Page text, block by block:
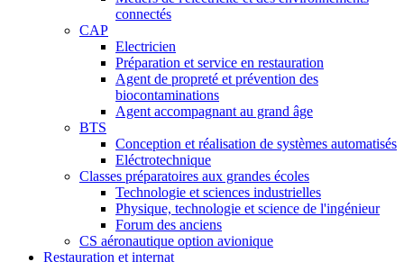
connectés
CAP
Electricien
Préparation et service en restauration
Agent de propreté et prévention des
biocontaminations
Agent accompagnant au grand âge
BTS
Conception et réalisation de systèmes automatisés
Eléctrotechnique
Classes préparatoires aux grandes écoles
Technologie et sciences industrielles
Physique, technologie et science de l'ingénieur
Forum des anciens
CS aéronautique option avionique
Restauration et internat